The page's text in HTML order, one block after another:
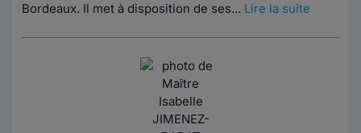
Bordeaux. Il met à disposition de ses... Lire la suite